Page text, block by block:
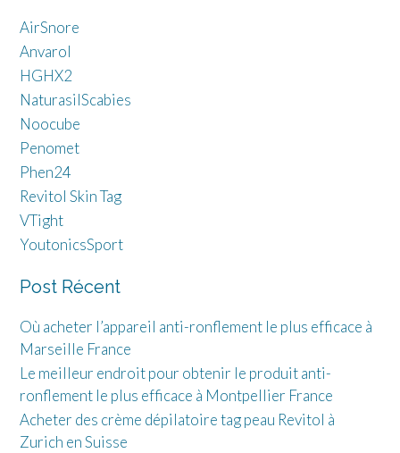
AirSnore
Anvarol
HGHX2
NaturasilScabies
Noocube
Penomet
Phen24
Revitol Skin Tag
VTight
YoutonicsSport
Post Récent
Où acheter l’appareil anti-ronflement le plus efficace à
Marseille France
Le meilleur endroit pour obtenir le produit anti-
ronflement le plus efficace à Montpellier France
Acheter des crème dépilatoire tag peau Revitol à
Zurich en Suisse